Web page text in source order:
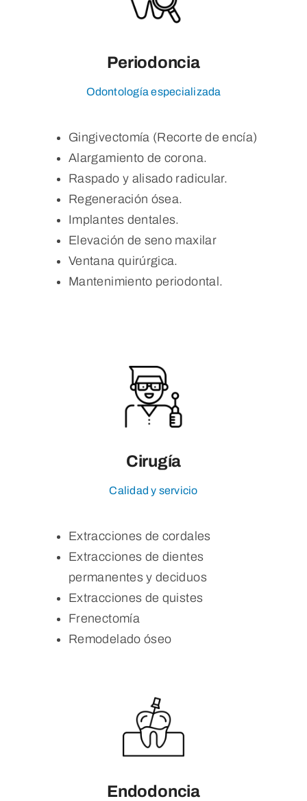
Periodoncia
Odontología especializada
Gingivectomía (Recorte de encía)
Alargamiento de corona.
Raspado y alisado radicular.
Regeneración ósea.
Implantes dentales.
Elevación de seno maxilar
Ventana quirúrgica.
Mantenimiento periodontal.
Cirugía
Calidad y servicio
Extracciones de cordales
Extracciones de dientes
permanentes y deciduos
Extracciones de quistes
Frenectomía
Remodelado óseo
Endodoncia